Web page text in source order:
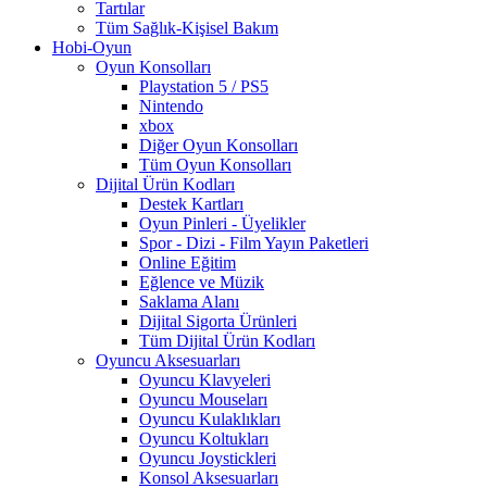
Tartılar
Tüm Sağlık-Kişisel Bakım
Hobi-Oyun
Oyun Konsolları
Playstation 5 / PS5
Nintendo
xbox
Diğer Oyun Konsolları
Tüm Oyun Konsolları
Dijital Ürün Kodları
Destek Kartları
Oyun Pinleri - Üyelikler
Spor - Dizi - Film Yayın Paketleri
Online Eğitim
Eğlence ve Müzik
Saklama Alanı
Dijital Sigorta Ürünleri
Tüm Dijital Ürün Kodları
Oyuncu Aksesuarları
Oyuncu Klavyeleri
Oyuncu Mouseları
Oyuncu Kulaklıkları
Oyuncu Koltukları
Oyuncu Joystickleri
Konsol Aksesuarları